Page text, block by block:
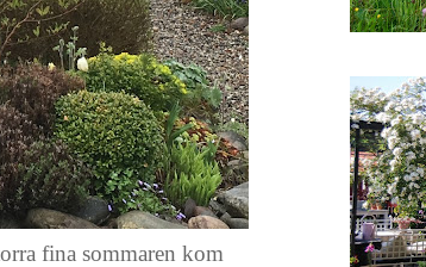
fina sommaren kom